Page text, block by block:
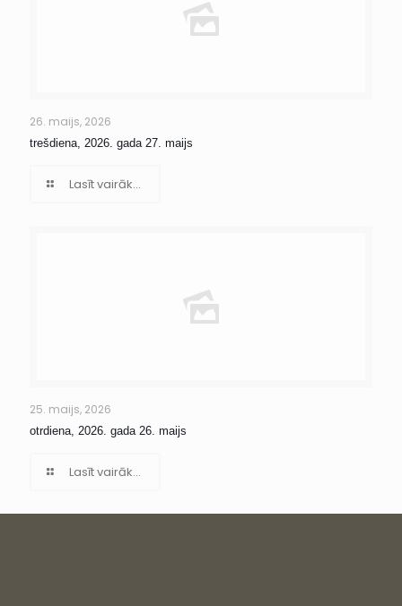
26. maijs, 2026
trešdiena, 2026. gada 27. maijs
Lasīt vairāk...
25. maijs, 2026
otrdiena, 2026. gada 26. maijs
Lasīt vairāk...